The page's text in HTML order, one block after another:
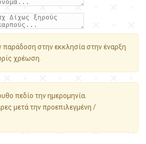
στην εκκλησία στην έναρξη
χρέωση.
πεδίο την ημερομηνία.
μετά την προεπιλεγμένη /